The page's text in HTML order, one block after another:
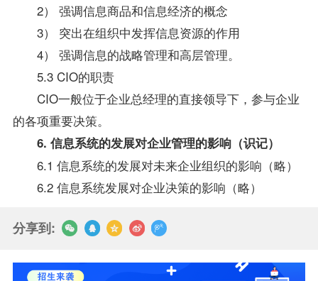
2） 强调信息商品和信息经济的概念
3） 突出在组织中发挥信息资源的作用
4） 强调信息的战略管理和高层管理。
5.3 CIO的职责
CIO一般位于企业总经理的直接领导下，参与企业
的各项重要决策。
6. 信息系统的发展对企业管理的影响（识记）
6.1 信息系统的发展对未来企业组织的影响（略）
6.2 信息系统发展对企业决策的影响（略）
分享到: